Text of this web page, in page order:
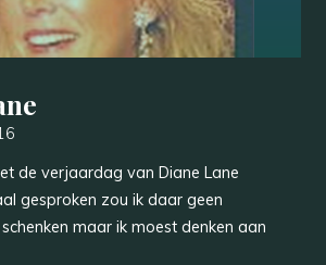
de verjaardag van Diane Lane
gesproken zou ik daar geen
maar ik moest denken aan